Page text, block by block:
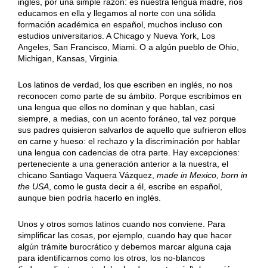
educamos en ella y llegamos al norte con una sólida
formación académica en español, muchos incluso con
estudios universitarios. A Chicago y Nueva York, Los
Angeles, San Francisco, Miami. O a algún pueblo de Ohio,
Michigan, Kansas, Virginia.
Los latinos de verdad, los que escriben en inglés, no nos
reconocen como parte de su ámbito. Porque escribimos en
una lengua que ellos no dominan y que hablan, casi
siempre, a medias, con un acento foráneo, tal vez porque
sus padres quisieron salvarlos de aquello que sufrieron ellos
en carne y hueso: el rechazo y la discriminación por hablar
una lengua con cadencias de otra parte. Hay excepciones:
perteneciente a una generación anterior a la nuestra, el
chicano Santiago Vaquera Vázquez, made in Mexico, born in
the USA, como le gusta decir a él, escribe en español,
aunque bien podría hacerlo en inglés.
Unos y otros somos latinos cuando nos conviene. Para
simplificar las cosas, por ejemplo, cuando hay que hacer
algún trámite burocrático y debemos marcar alguna caja
para identificarnos como los otros, los no-blancos